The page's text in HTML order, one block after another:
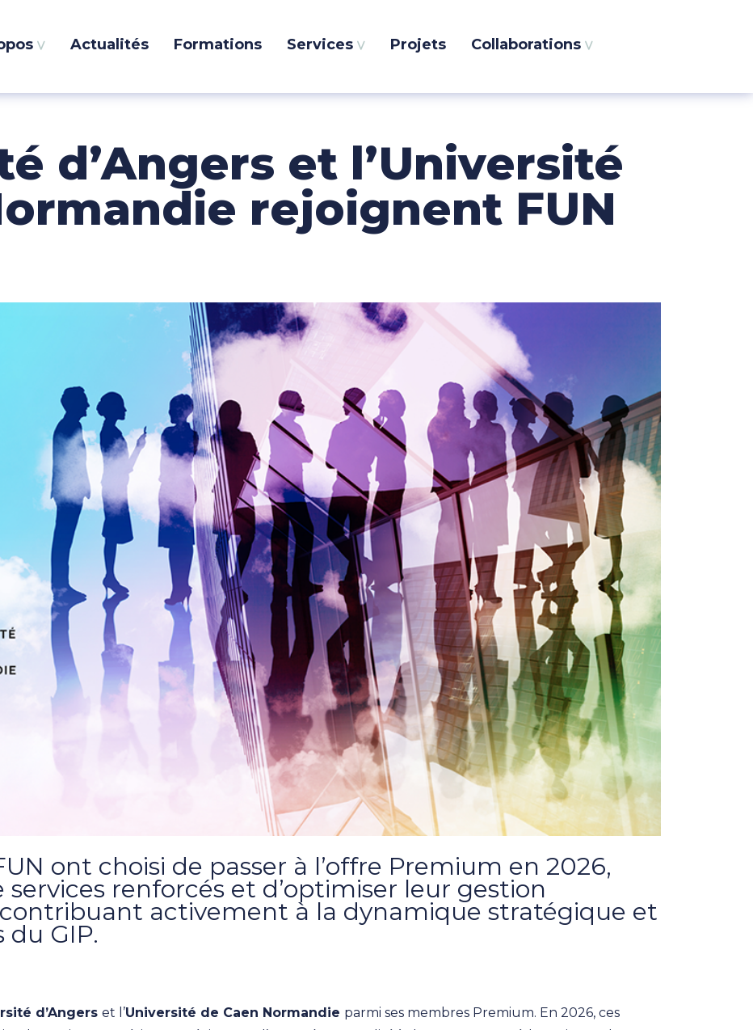
Actualités Formations Services Projets Collaborations
d’Angers et l’Université
rejoignent FUN
ont choisi de passer à l’offre Premium en 2026,
renforcés et d’optimiser leur gestion
activement à la dynamique stratégique et
GIP.
d’Angers et l’Université de Caen Normandie parmi ses membres Premium. En 2026, ces